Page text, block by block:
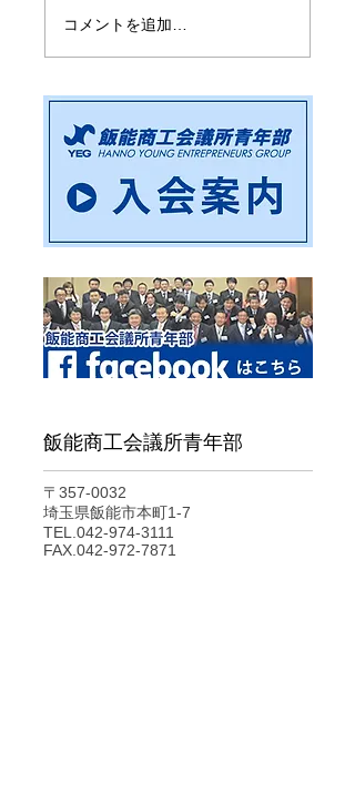
コメントを追加…
飯能商工会議所青年部
〒357-0032
​埼玉県飯能市本町1-7
TEL.042-974-3111
FAX.042-972-7871